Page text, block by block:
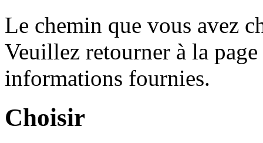
Le chemin que vous avez
Veuillez retourner à la
informations fournies.
Choisir